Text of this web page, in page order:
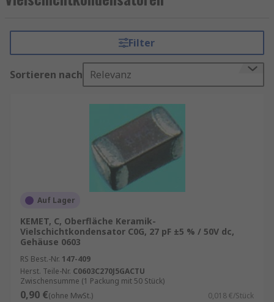
Leistungsverluste und maximale thermische
Leistungsanwendungen.
MLCCs sind in standardisierten Gehäusegrößen
wie0402, 0805, 1206und weiteren erhältlich und
eignen sich perfekt für die automatisierte
Leiterplattenbestückung. Viele Varianten sind
und damit auch für den
Einsatz in der Automobiltechnik freigegeben.
Leistungsstarke Optionen für jede
Stabilität und geringe Verluste – ideal für
Resonanzschaltungen, Hochfrequenzfilter und
Anwendungen, bei denen Genauigkeit
entscheidend ist.
MLCCs derKlasse 2
zeichnen sich durch ein
Filter
Sortieren nach Relevanz
Auf Lager
KEMET, C, Oberfläche Keramik-
Vielschichtkondensator C0G, 27 pF ±5 % / 50V dc,
Gehäuse 0603
RS Best.-Nr. 147-409
Herst. Teile-Nr. C0603C270J5GACTU
Zwischensumme (1 Packung mit 50 Stück)
0,90 €(ohne MwSt.) 0,018 €/Stück